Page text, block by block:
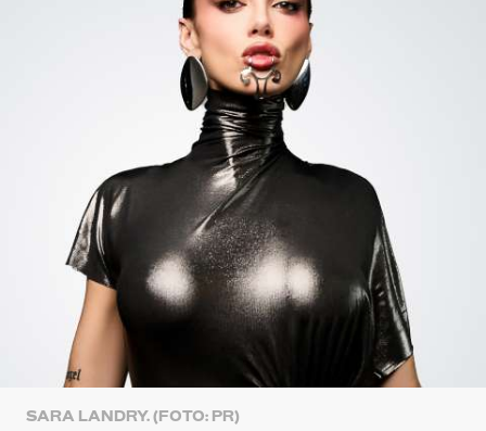
SARA LANDRY. (FOTO: PR)